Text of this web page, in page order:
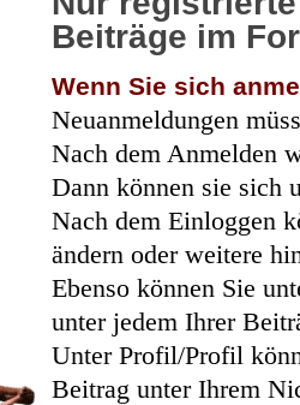
Beiträge im
Wenn Sie sich
Neuanmeldungen
Nach dem Anmelden
Dann können sie sich
Nach dem Einloggen
ändern oder weitere
Ebenso können Sie
unter jedem Ihrer
Unter Profil/Profil
Beitrag unter Ihrem